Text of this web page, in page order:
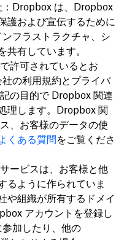
Dropbox は、Dropbox
護および宣伝するために
フラストラクチャ、シ
共有しています。
許可されているとお
の利用規約とプライバ
の目的で Dropbox 関連
理します。Dropbox 関
、お客様のデータの使
くある質問をご覧くださ
ービスは、お客様と他
るように作られていま
や組織が所有するドメイ
アカウントを登録し
加したり、他の